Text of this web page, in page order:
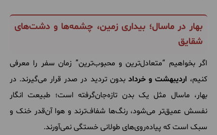
بهار در ماسال؛ بیداری زمین، چشمه‌ها و دشت‌های
شقایق
اگر بخواهیم “متعادل‌ترین و محبوب‌ترین” زمان سفر را معرفی
کنیم، اردیبهشت و خرداد بدون تردید در صدر قرار می‌گیرند. در
بهار، ماسال مثل یک بدن تازه‌جان‌گرفته است؛ طبیعت انگار
نفسش عمیق‌تر می‌شود، رنگ‌ها شفاف‌ترند و هوا آن‌قدر خنک و
سبک است که پیاده‌روی‌های طولانی خستگی نمی‌آورند.